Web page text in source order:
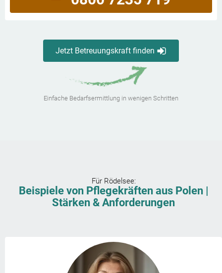
Jetzt Betreuungskraft finden
Einfache Bedarfsermittlung in wenigen Schritten
Für Rödelsee:
Beispiele von Pflegekräften aus Polen |
Stärken & Anforderungen